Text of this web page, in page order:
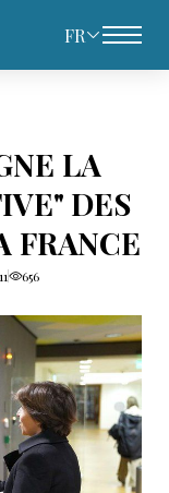
FR
LA
DES
FRANCE
656